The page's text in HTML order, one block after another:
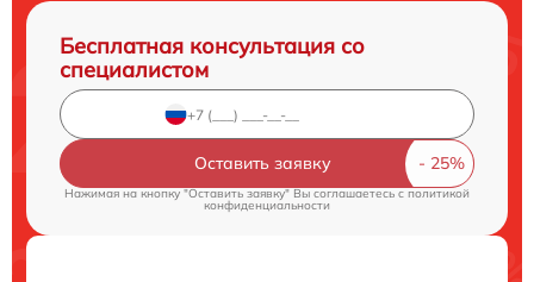
Бесплатная консультация со
специалистом
Оставить заявку
Нажимая на кнопку "Оставить заявку" Вы соглашаетесь c политикой
конфиденциальности